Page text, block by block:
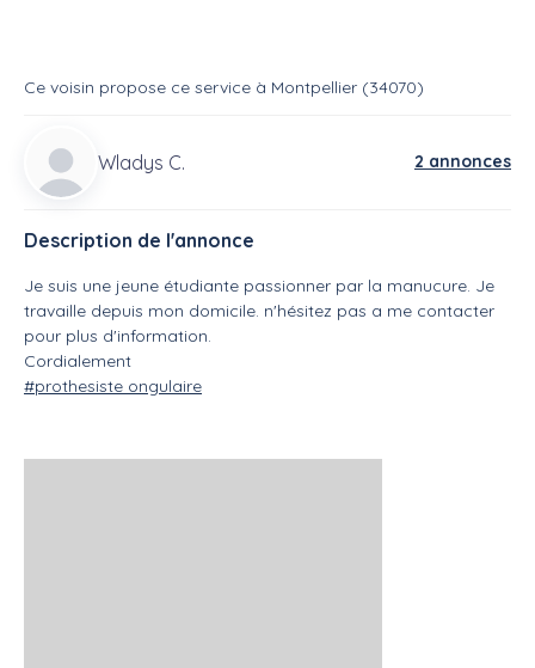
Ce voisin propose ce service à Montpellier (34070)
Wladys C. 2 annonces
Description de l'annonce
Je suis une jeune étudiante passionner par la manucure. Je
travaille depuis mon domicile. n'hésitez pas a me contacter
pour plus d'information.
Cordialement
#prothesiste ongulaire